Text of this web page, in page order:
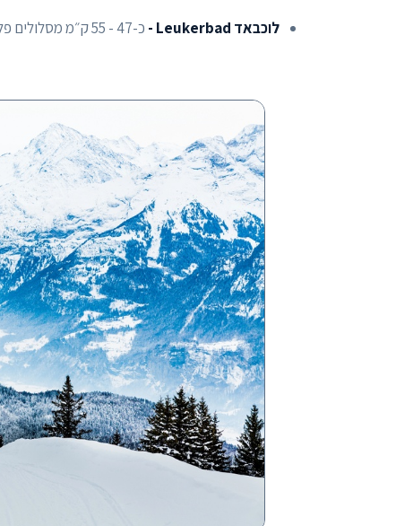
לוכבאד Leukerbad - כ-47 - 55 ק״מ מסלולים פלוס מתחמי תרמאות מהגדולים באלפים.